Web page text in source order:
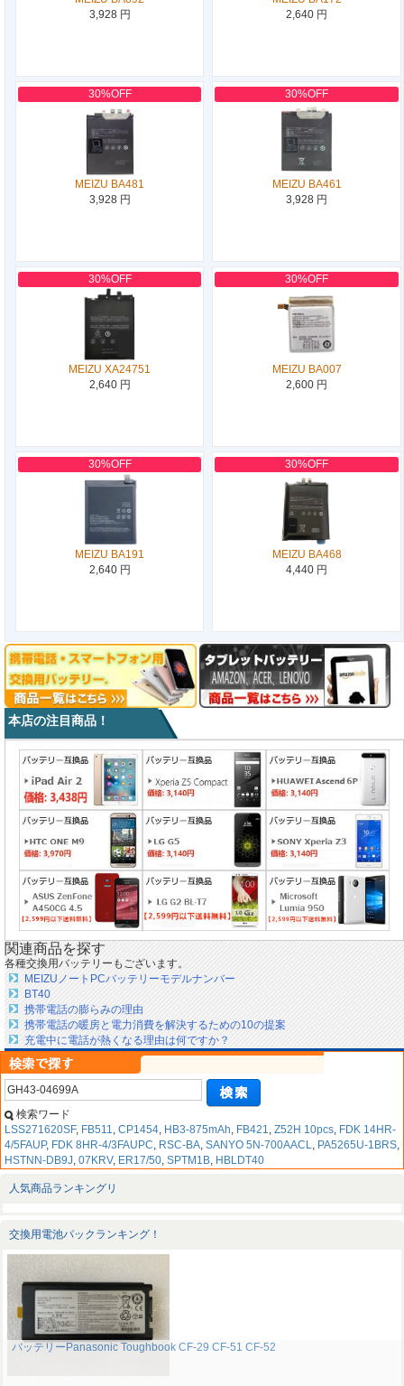
3,928 円
2,640 円
30%OFF
MEIZU BA481
3,928 円
30%OFF
MEIZU BA461
3,928 円
30%OFF
MEIZU XA24751
2,640 円
30%OFF
MEIZU BA007
2,600 円
30%OFF
MEIZU BA191
2,640 円
30%OFF
MEIZU BA468
4,440 円
本店の注目商品！
関連商品を探す
各種交換用バッテリーもございます。
MEIZUノートPCバッテリーモデルナンバー
BT40
携帯電話の膨らみの理由
携帯電話の暖房と電力消費を解決するための10の提案
充電中に電話が熱くなる理由は何ですか？
検索ワード
LSS271620SF, FB511, CP1454, HB3-875mAh, FB421, Z52H 10pcs, FDK 14HR-
4/5FAUP, FDK 8HR-4/3FAUPC, RSC-BA, SANYO 5N-700AACL, PA5265U-1BRS,
HSTNN-DB9J, 07KRV, ER17/50, SPTM1B, HBLDT40
人気商品ランキングリ
交換用電池パックランキング！
バッテリーPanasonic Toughbook CF-29 CF-51 CF-52